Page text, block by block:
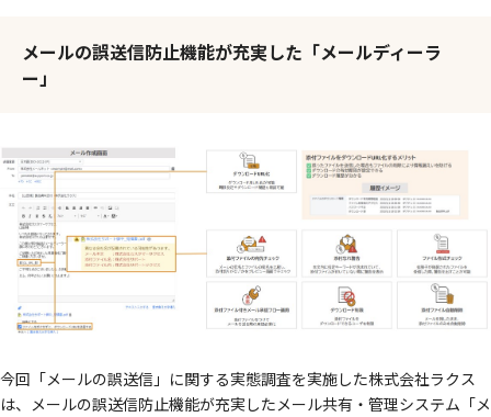
メールの誤送信防止機能が充実した「メールディーラ
ー」
今回「メールの誤送信」に関する実態調査を実施した株式会社ラクス
は、メールの誤送信防止機能が充実したメール共有・管理システム「メ